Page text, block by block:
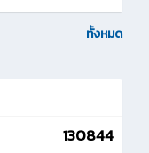
ทั้งหมด
130844